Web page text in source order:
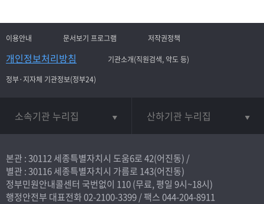
이용안내 문서보기 프로그램 저작권정책
개인정보처리방침
기관소개(직원검색, 약도 등)
정부·지자체 기관정보(정부24)
소속기관 누리집 산하기관 누리집
본관 : 30112 세종특별자치시 도움6로 42(어진동) /
별관 : 30116 세종특별자치시 가름로 143(어진동)
정부민원안내콜센터 국번없이 110(무료, 평일 9시~18시)
행정안전부 대표전화02-2100-3399/ 팩스 044-204-8911